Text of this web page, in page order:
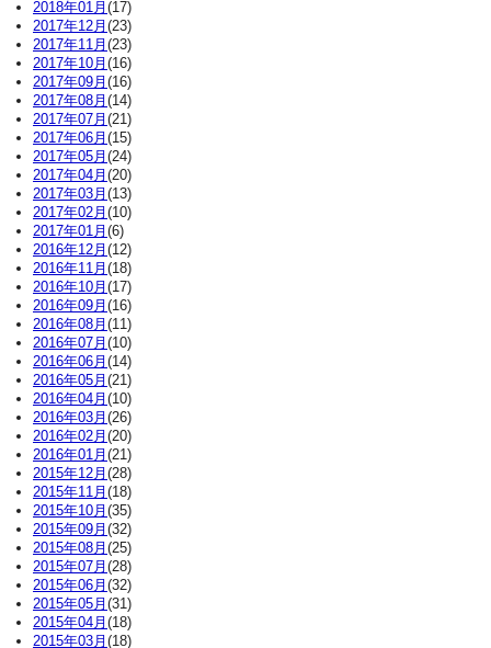
2018年01月 (17)
2017年12月 (23)
2017年11月 (23)
2017年10月 (16)
2017年09月 (16)
2017年08月 (14)
2017年07月 (21)
2017年06月 (15)
2017年05月 (24)
2017年04月 (20)
2017年03月 (13)
2017年02月 (10)
2017年01月 (6)
2016年12月 (12)
2016年11月 (18)
2016年10月 (17)
2016年09月 (16)
2016年08月 (11)
2016年07月 (10)
2016年06月 (14)
2016年05月 (21)
2016年04月 (10)
2016年03月 (26)
2016年02月 (20)
2016年01月 (21)
2015年12月 (28)
2015年11月 (18)
2015年10月 (35)
2015年09月 (32)
2015年08月 (25)
2015年07月 (28)
2015年06月 (32)
2015年05月 (31)
2015年04月 (18)
2015年03月 (18)